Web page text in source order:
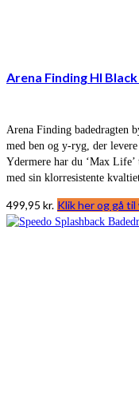
Arena Finding Hl
Arena Finding badedragten
med ben og y-ryg, der
Ydermere har du ‘Max
med sin klorresistente
499,95 kr. Klik her og gå